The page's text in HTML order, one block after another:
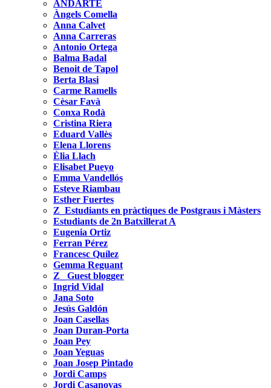
ANDARTE
Àngels Comella
Anna Calvet
Anna Carreras
Antonio Ortega
Balma Badal
Benoit de Tapol
Berta Blasi
Carme Ramells
Cèsar Favà
Conxa Rodà
Cristina Riera
Eduard Vallès
Elena Llorens
Èlia Llach
Elisabet Pueyo
Emma Vandellós
Esteve Riambau
Esther Fuertes
Z_Estudiants en pràctiques de Postgraus i Màsters
Estudiants de 2n Batxillerat A
Eugenia Ortiz
Ferran Pérez
Francesc Quílez
Gemma Reguant
Z_ Guest blogger
Ingrid Vidal
Jana Soto
Jesús Galdón
Joan Casellas
Joan Duran-Porta
Joan Pey
Joan Yeguas
Joan Josep Pintado
Jordi Camps
Jordi Casanovas